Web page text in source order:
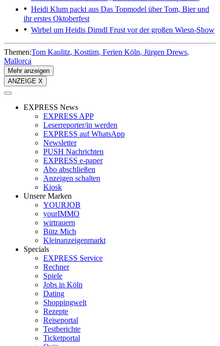
Heidi Klum packt aus Das Topmodel über Tom, Bier und
ihr erstes Oktoberfest
Wirbel um Heidis Dirndl Frust vor der großen Wiesn-Show
Themen:Tom Kaulitz Kostüm Ferien Köln Jürgen Drews
Mallorca
Mehr anzeigen
ANZEIGE X
EXPRESS News
EXPRESS APP
Leserreporter/in werden
EXPRESS auf WhatsApp
Newsletter
PUSH Nachrichten
EXPRESS e-paper
Abo abschließen
Anzeigen schalten
Kiosk
Unsere Marken
YOURJOB
yourIMMO
wirtrauern
Bütz Mich
Kleinanzeigenmarkt
Specials
EXPRESS Service
Rechner
Spiele
Jobs in Köln
Dating
Shoppingwelt
Rezepte
Reiseportal
Testberichte
Ticketportal